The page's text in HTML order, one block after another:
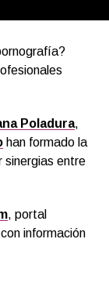
Poladura,
han formado la
sinergias entre
, portal
con información